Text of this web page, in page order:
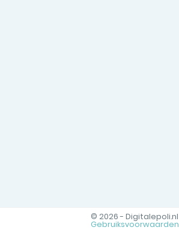
© 2026 - Digitalepoli.nl
Gebruiksvoorwaarden